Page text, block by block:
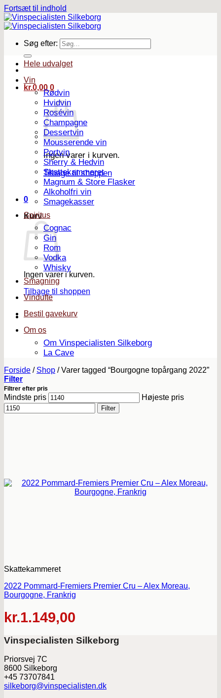
Fortsæt til indhold
Søg efter:
kr.0,00 0
Ingen varer i kurven.
Tilbage til shoppen
0
Kurv
Ingen varer i kurven.
Tilbage til shoppen
Hele udvalget
Vin
Rødvin
Hvidvin
Rosévin
Champagne
Dessertvin
Mousserende vin
Portvin
Sherry & Hedvin
Skattekammeret
Magnum & Store Flasker
Alkoholfri vin
Smagekasser
Spiritus
Cognac
Gin
Rom
Vodka
Whisky
Smagning
Vindufte
Bestil gavekurv
Om os
Om Vinspecialisten Silkeborg
La Cave
Forside / Shop /Varer tagged “Bourgogne topårgang 2022”
Filter
Filtrer efter pris
Mindste pris Højeste pris
Filter
Skattekammeret
2022 Pommard-Fremiers Premier Cru – Alex Moreau,
Bourgogne, Frankrig
kr.1.149,00
Vinspecialisten Silkeborg
Priorsvej 7C
8600 Silkeborg
+45 73707841
silkeborg@vinspecialisten.dk